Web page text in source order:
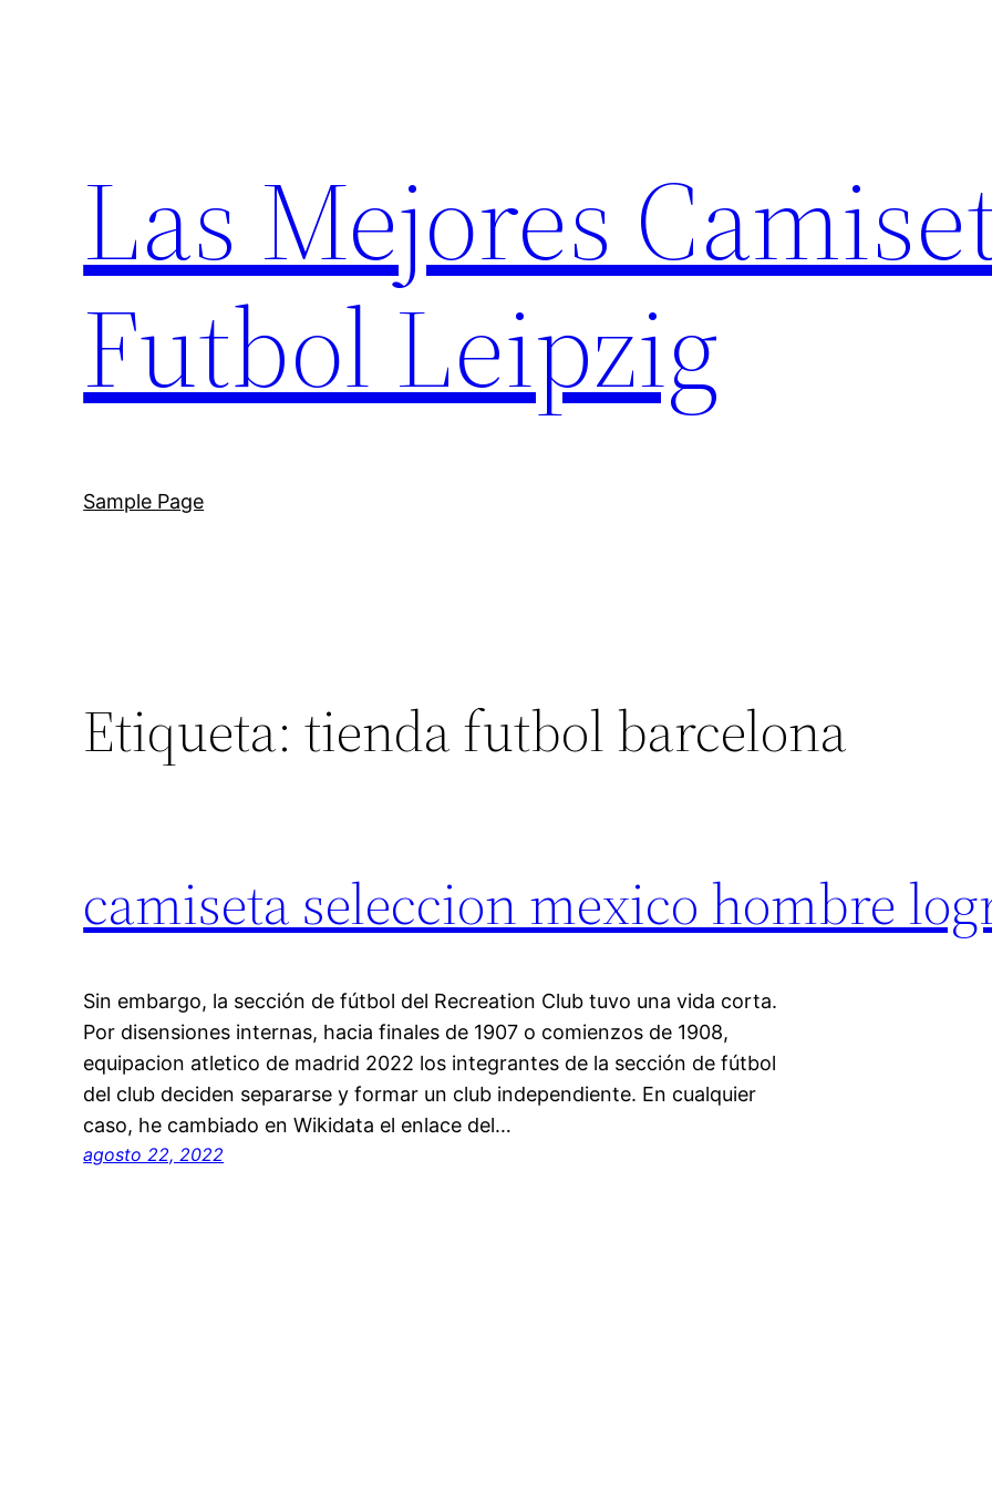
Las Mejores
Futbol Leipzig
Sample Page
Etiqueta:tienda futbol barcelona
camiseta seleccion mexico hombre
Sin embargo, la sección de fútbol del Recreation Club tuvo una vida corta.
Por disensiones internas, hacia finales de 1907 o comienzos de 1908,
equipacion atletico de madrid 2022 los integrantes de la sección de fútbol
del club deciden separarse y formar un club independiente. En cualquier
caso, he cambiado en Wikidata el enlace del…
agosto 22, 2022